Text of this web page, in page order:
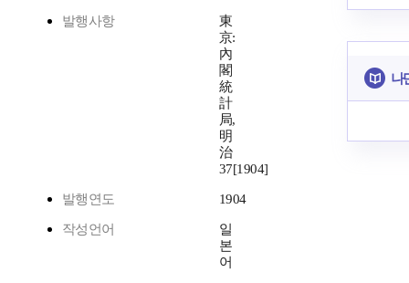
발행사항
東
京:
內
閣
統
計
局,
明
治
37[1904]
발행연도 1904
작성언어
일
본
어
나